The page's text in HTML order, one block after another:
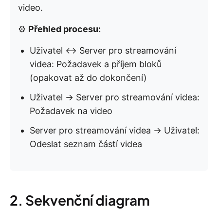
video.
⚙️ Přehled procesu:
Uživatel ↔ Server pro streamování
videa: Požadavek a příjem bloků
(opakovat až do dokončení)
Uživatel → Server pro streamování videa:
Požadavek na video
Server pro streamování videa → Uživatel:
Odeslat seznam částí videa
2. Sekvenční diagram